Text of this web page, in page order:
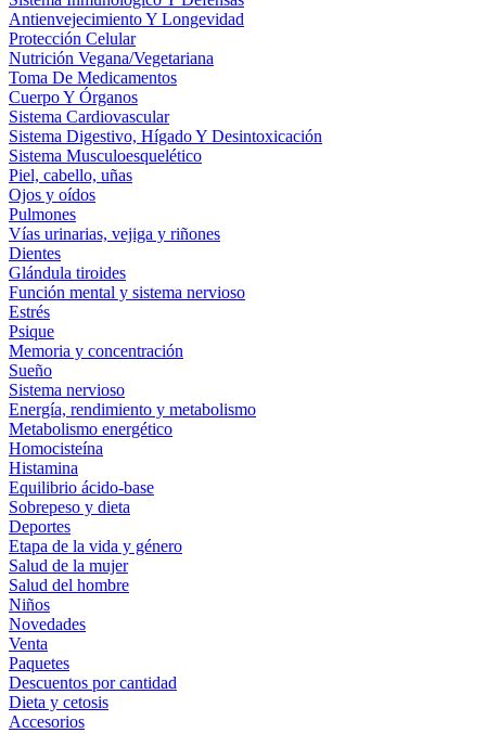
Antienvejecimiento Y Longevidad
Protección Celular
Nutrición Vegana/Vegetariana
Toma De Medicamentos
Cuerpo Y Órganos
Sistema Cardiovascular
Sistema Digestivo, Hígado Y Desintoxicación
Sistema Musculoesquelético
Piel, cabello, uñas
Ojos y oídos
Pulmones
Vías urinarias, vejiga y riñones
Dientes
Glándula tiroides
Función mental y sistema nervioso
Estrés
Psique
Memoria y concentración
Sueño
Sistema nervioso
Energía, rendimiento y metabolismo
Metabolismo energético
Homocisteína
Histamina
Equilibrio ácido-base
Sobrepeso y dieta
Deportes
Etapa de la vida y género
Salud de la mujer
Salud del hombre
Niños
Novedades
Venta
Paquetes
Descuentos por cantidad
Dieta y cetosis
Accesorios